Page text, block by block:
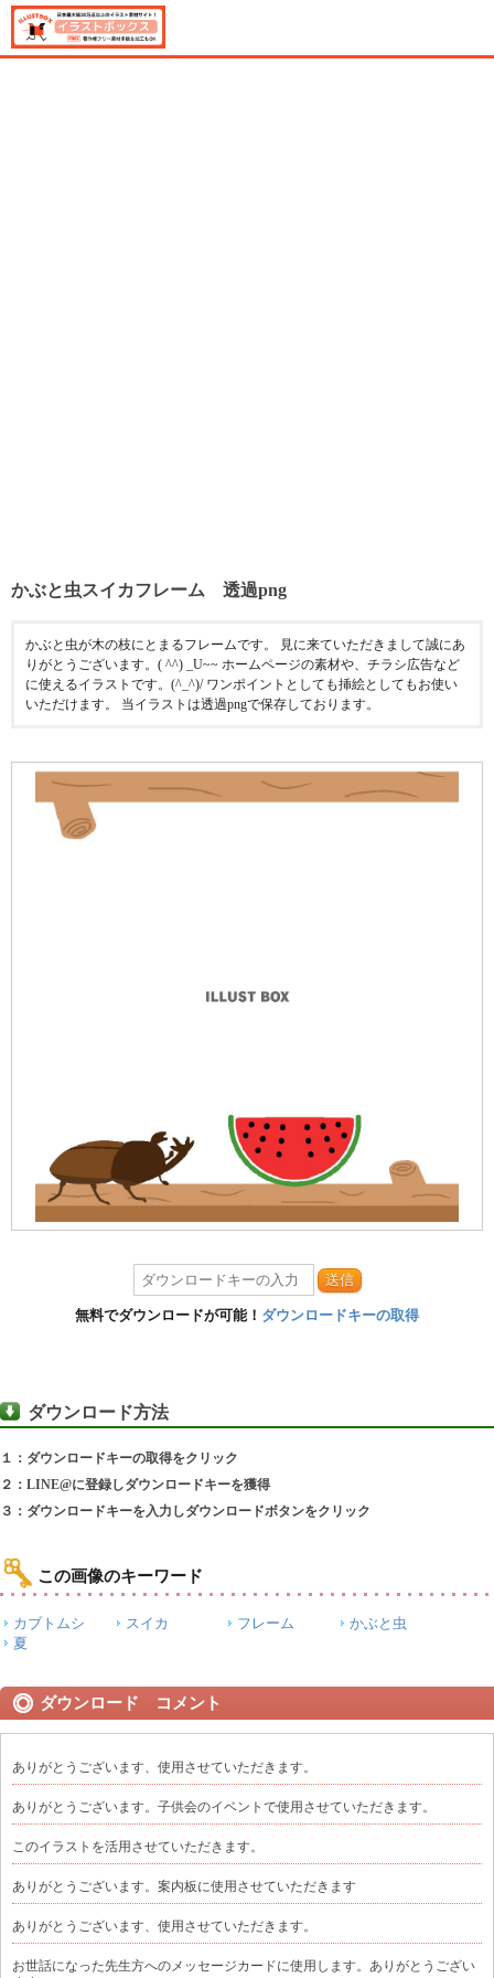
かぶと虫スイカフレーム 透過png
かぶと虫が木の枝にとまるフレームです。 見に来ていただきまして誠にあ
りがとうございます。( ^^) _U~~ ホームページの素材や、チラシ広告など
に使えるイラストです。(^_^)/ ワンポイントとしても挿絵としてもお使い
いただけます。 当イラストは透過pngで保存しております。
送信
無料でダウンロードが可能！ ダウンロードキーの取得
ダウンロード方法
１：ダウンロードキーの取得をクリック
２：LINE@に登録しダウンロードキーを獲得
３：ダウンロードキーを入力しダウンロードボタンをクリック
この画像のキーワード
カブトムシ スイカ フレーム
かぶと虫
夏
ダウンロード コメント
ありがとうございます、使用させていただきます。
ありがとうございます。子供会のイベントで使用させていただきます。
このイラストを活用させていただきます。
ありがとうございます。案内板に使用させていただきます
ありがとうございます、使用させていただきます。
お世話になった先生方へのメッセージカードに使用します。ありがとうござい